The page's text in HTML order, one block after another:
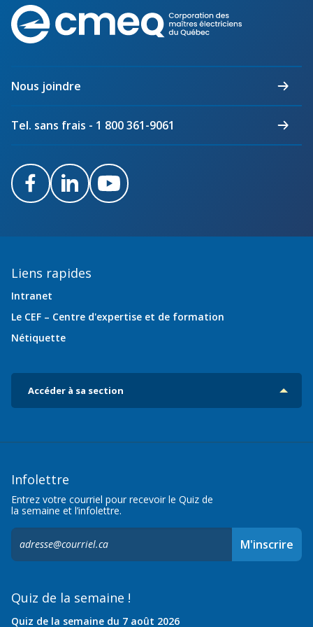
des
électriciens
Nous joindre
Tel. sans frais - 1 800 361-9061
FacebookLinkedInYoutube
Liens rapides
Intranet
Le CEF – Centre d'expertise et de formation
Nétiquette
Accéder à sa section
Infolettre
Entrez votre courriel pour recevoir le Quiz de
la semaine et l’infolettre.
M'inscrire
Quiz de la semaine !
Quiz de la semaine du 7 août 2026